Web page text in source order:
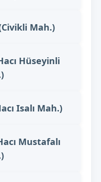
Mah.)
Hüseyinli
Isalı Mah.)
Mustafalı